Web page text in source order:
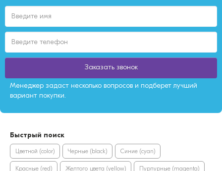
Заказать звонок
Менеджер задаст несколько вопросов и подберет лучший
вариант покупки.
Быстрый поиск
Цветной (color) Черные (black) Синие (cyan)
Красные (red) Желтого цвета (yellow) Пурпурные (magenta)